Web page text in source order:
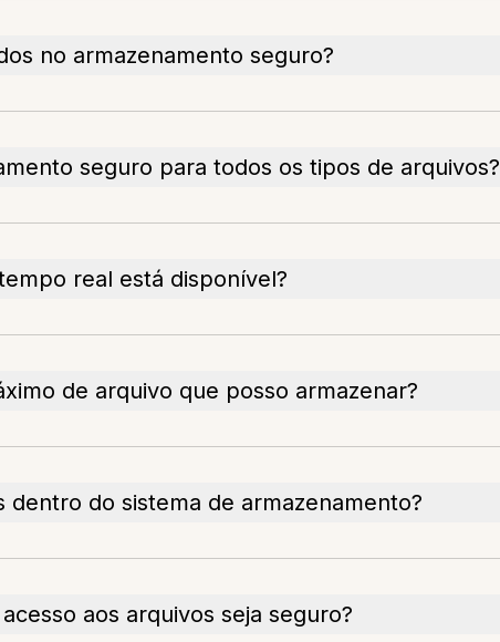
no armazenamento seguro?
seguro para todos os tipos de arquivos?
real está disponível?
de arquivo que posso armazenar?
dentro do sistema de armazenamento?
aos arquivos seja seguro?